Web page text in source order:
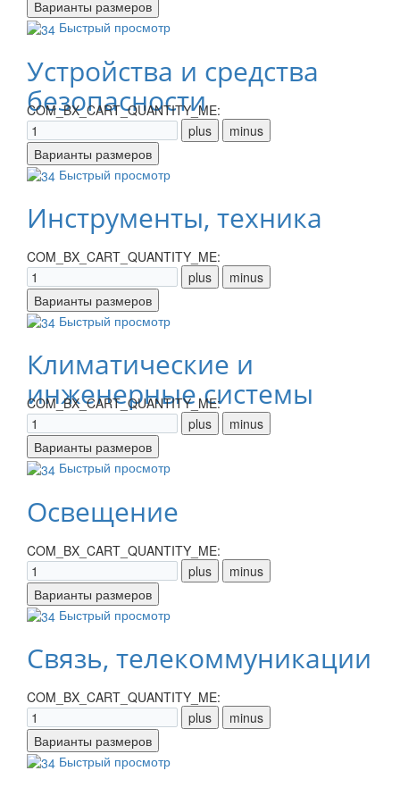
Быстрый просмотр
Устройства и средства
безопасности
COM_BX_CART_QUANTITY_ME:
Быстрый просмотр
Инструменты, техника
COM_BX_CART_QUANTITY_ME:
Быстрый просмотр
Климатические и
инженерные системы
COM_BX_CART_QUANTITY_ME:
Быстрый просмотр
Освещение
COM_BX_CART_QUANTITY_ME:
Быстрый просмотр
Связь, телекоммуникации
COM_BX_CART_QUANTITY_ME:
Быстрый просмотр